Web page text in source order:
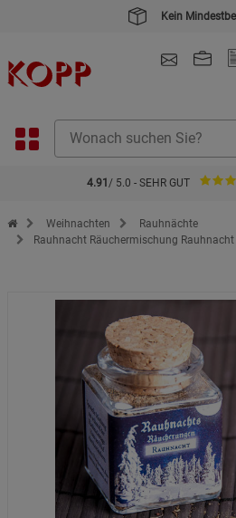
Kein
4.91 / 5.0 - SEHR GUT
Zur Startseite des Kopp Verlag Online-Shop
Weihnachten
Rauhnächte
Rauhnacht Räuchermischung Rauhnacht